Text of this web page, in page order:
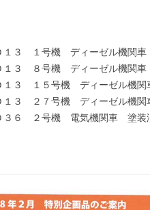
１３ １号機 ディーゼル機関
１３ ８号機 ディーゼル機関
１３ １５号機 ディーゼル機
１３ ２７号機 ディーゼル機
３６ ２号機 電気機関車 塗装